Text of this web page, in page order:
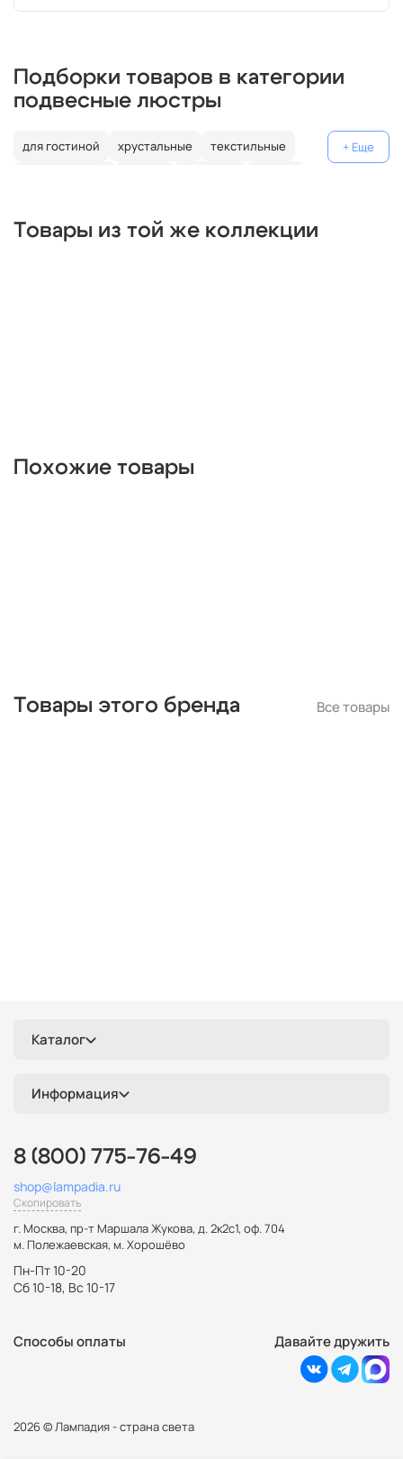
Подборки товаров в категории
подвесные люстры
для гостиной хрустальные
текстильные
белые
лофт бронзовые современные
шары
Товары из той же коллекции
Похожие товары
Товары этого бренда Все товары
Каталог
Информация
8 (800) 775-76-49
shop@lampadia.ru
Скопировать
г. Москва, пр-т Маршала Жукова, д. 2к2с1, оф. 704
м. Полежаевская, м. Хорошёво
Пн-Пт 10-20
Сб 10-18, Вс 10-17
Способы оплаты Давайте дружить
2026 © Лампадия - страна света